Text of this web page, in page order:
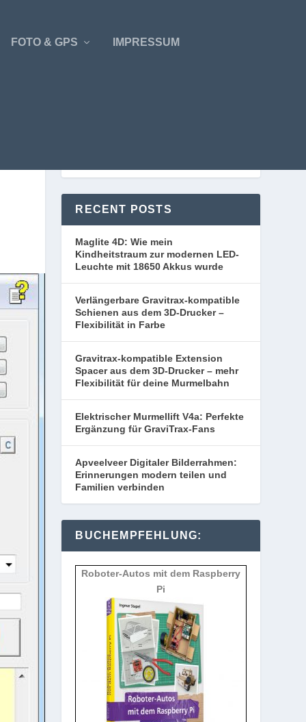
FOTO & GPS IMPRESSUM
RECENT POSTS
Maglite 4D: Wie mein
Kindheitstraum zur modernen LED-
Leuchte mit 18650 Akkus wurde
Verlängerbare Gravitrax-kompatible
Schienen aus dem 3D-Drucker –
Flexibilität in Farbe
Gravitrax-kompatible Extension
Spacer aus dem 3D-Drucker – mehr
Flexibilität für deine Murmelbahn
Elektrischer Murmellift V4a: Perfekte
Ergänzung für GraviTrax-Fans
Apveelveer Digitaler Bilderrahmen:
Erinnerungen modern teilen und
Familien verbinden
BUCHEMPFEHLUNG:
Roboter-Autos mit dem Raspberry
Pi